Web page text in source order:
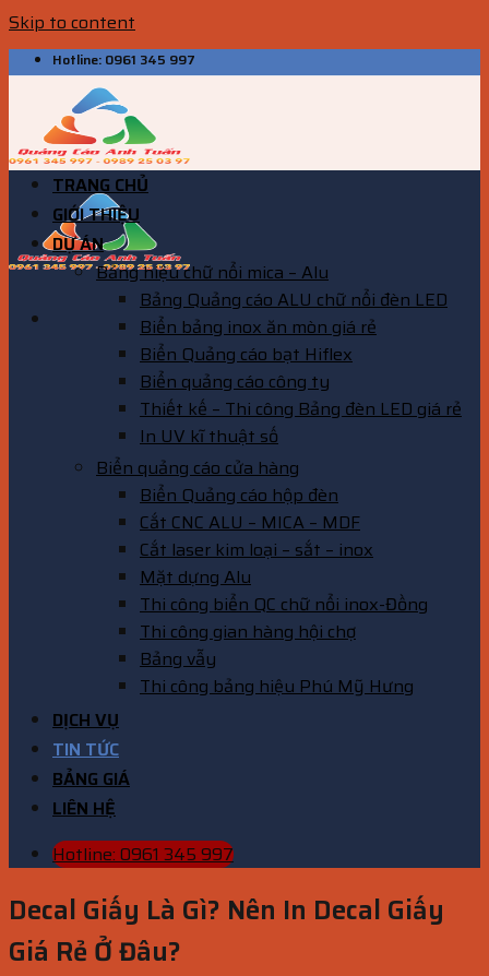
Skip to content
Hotline: 0961 345 997
TRANG CHỦ
GIỚI THIỆU
DỰ ÁN
Bảng hiệu chữ nổi mica – Alu
Bảng Quảng cáo ALU chữ nổi đèn LED
Biển bảng inox ăn mòn giá rẻ
Biển Quảng cáo bạt Hiflex
Biển quảng cáo công ty
Thiết kế – Thi công Bảng đèn LED giá rẻ
In UV kĩ thuật số
Biển quảng cáo cửa hàng
Biển Quảng cáo hộp đèn
Cắt CNC ALU – MICA – MDF
Cắt laser kim loại – sắt – inox
Mặt dựng Alu
Thi công biển QC chữ nổi inox-Đồng
Thi công gian hàng hội chợ
Bảng vẫy
Thi công bảng hiệu Phú Mỹ Hưng
DỊCH VỤ
TIN TỨC
BẢNG GIÁ
LIÊN HỆ
Hotline: 0961 345 997
Decal Giấy Là Gì? Nên In Decal Giấy
Giá Rẻ Ở Đâu?